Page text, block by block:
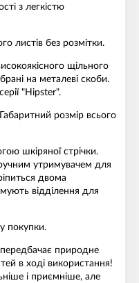
з легкістю
листів без розмітки.
щільного
на металеві скоби.
"Hipster".
розмір всього
шкіряної стрічки.
утримувачем для
двома
відділення для
покупки.
природне
в ході використання!
і приємніше, але